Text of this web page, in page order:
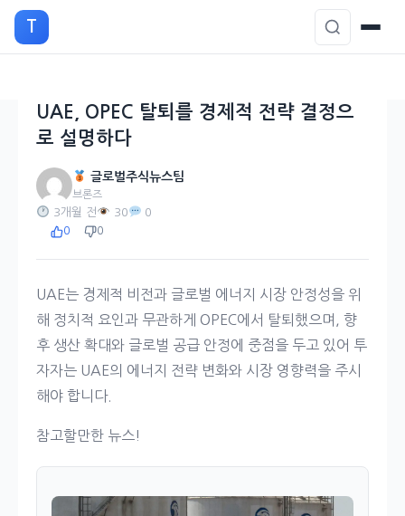
으
T
UAE, OPEC 탈퇴를 경제적 전략 결정으
로 설명하다
글로벌주식뉴스팀
브론즈
3개월 전 30 0
0 0
UAE는 경제적 비전과 글로벌 에너지 시장 안정성을 위
해 정치적 요인과 무관하게 OPEC에서 탈퇴했으며, 향
후 생산 확대와 글로벌 공급 안정에 중점을 두고 있어 투
자자는 UAE의 에너지 전략 변화와 시장 영향력을 주시
해야 합니다.
참고할만한 뉴스!